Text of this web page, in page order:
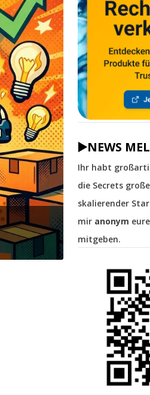
▶️NEWS
Ihr habt
die Secrets
skalierender
mir anonym
mitgeben.